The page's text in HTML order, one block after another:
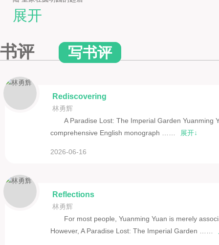
柒 洗劫与焚毁
后记 圆明园遗址公园
ACKNOWLEDGMENTS
INTRODUCTION
CHAPTER 1 PROVENANCE
CHAPTER 2 DISPOSITION
CHAPTER 3 EXPANSION
CHAPTER 4 RISE
CHAPTER 7 THE SACKING
CHAPTER 8 REPAIRS AND THE FINAL BLOWS
EPILOGUE THE YUANMING YUAN RUINS PARK
展开
书评 写书评
Rediscovering
林勇辉
A Paradise Lost: The Imperial Garden Yuanming
comprehensive English monograph ……
展开↓
2026-06-16
Reflections
林勇辉
For most people, Yuanming Yuan is merely
However, A Paradise Lost: The Imperial Garden ……